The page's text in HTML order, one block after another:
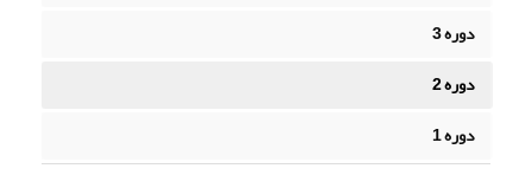
دوره 3
دوره 2
دوره 1